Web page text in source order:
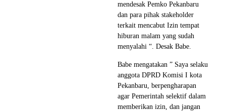
mendesak Pemko Pekanbaru
dan para pihak stakeholder
terkait mencabut Izin tempat
hiburan malam yang sudah
menyalahi “. Desak Babe.
Babe mengatakan ” Saya selaku
anggota DPRD Komisi I kota
Pekanbaru, berpengharapan
agar Pemerintah selektif dalam
memberikan izin, dan jangan